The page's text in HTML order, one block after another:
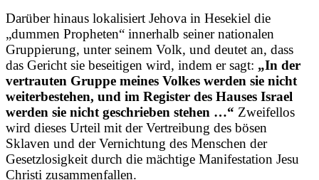
Darüber hinaus lokalisiert Jehova in Hesekiel die
„dummen Propheten“ innerhalb seiner nationalen
Gruppierung, unter seinem Volk, und deutet an, dass
das Gericht sie beseitigen wird, indem er sagt: „In der
vertrauten Gruppe meines Volkes werden sie nicht
weiterbestehen, und im Register des Hauses Israel
werden sie nicht geschrieben stehen …“ Zweifellos
wird dieses Urteil mit der Vertreibung des bösen
Sklaven und der Vernichtung des Menschen der
Gesetzlosigkeit durch die mächtige Manifestation Jesu
Christi zusammenfallen.